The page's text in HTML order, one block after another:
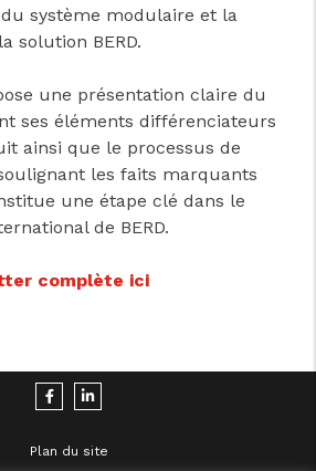
système modulaire et la
solution BERD.
une présentation claire du
ses éléments différenciateurs
ainsi que le processus de
les faits marquants
une étape clé dans le
de BERD.
complète ici
Plan du site